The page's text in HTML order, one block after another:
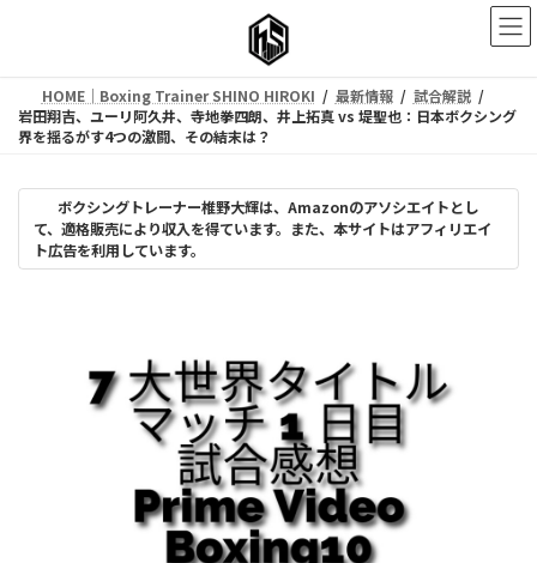
HOME｜Boxing Trainer SHINO HIROKI 最新情報
試合解説
岩田翔吉、ユーリ阿久井、寺地拳四朗、井上拓真 vs 堤聖也：日本ボクシング
界を揺るがす4つの激闘、その結末は？
ボクシングトレーナー椎野大輝は、Amazonのアソシエイトとし
て、適格販売により収入を得ています。また、本サイトはアフィリエイ
ト広告を利用しています。